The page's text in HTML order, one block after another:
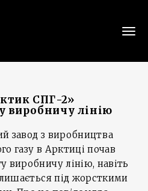
СПГ-2»
виробничу лінію
завод з виробництва
газу в Арктиці почав
виробничу лінію, навіть
під жорсткими